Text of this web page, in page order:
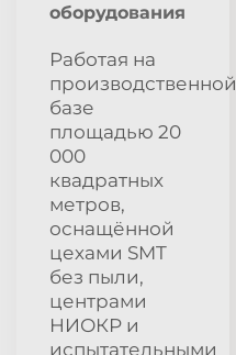
оборудования
Работая на
производственной
базе
площадью 20
000
квадратных
метров,
оснащённой
цехами SMT
без пыли,
центрами
НИОКР и
испытательными